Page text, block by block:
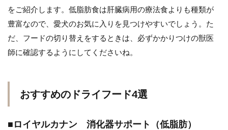
をご紹介します。低脂肪食は肝臓病用の療法食よりも種類が
豊富なので、愛犬のお気に入りを見つけやすいでしょう。た
だ、フードの切り替えをするときは、必ずかかりつけの獣医
師に確認するようにしてくださいね。
おすすめのドライフード4選
■ロイヤルカナン 消化器サポート（低脂肪）